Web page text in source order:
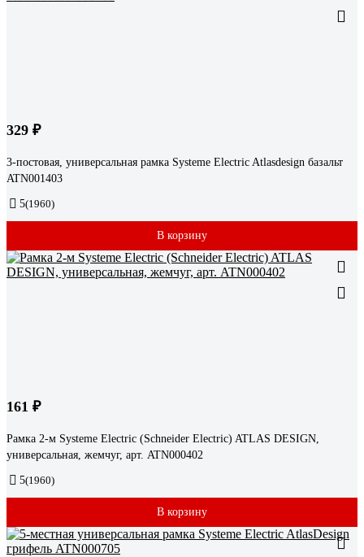
329 ₽
3-постовая, универсальная рамка Systeme Electric Atlasdesign базальт
ATN001403
5(1960)
В корзину
161 ₽
Рамка 2-м Systeme Electric (Schneider Electric) ATLAS DESIGN,
универсальная, жемчуг, арт. ATN000402
5(1960)
В корзину